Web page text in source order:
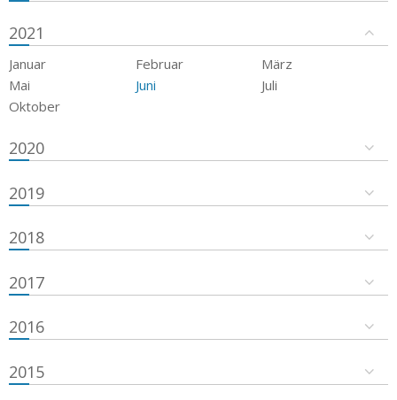
2021
Januar Februar
März
Mai
Juni
Juli
Oktober
2020
2019
2018
2017
2016
2015